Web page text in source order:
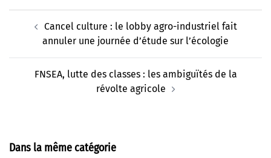
d’articleCancel culture : le lobby agro-industriel fait
annuler une journée d’étude sur l’écologie
FNSEA, lutte des classes : les ambiguïtés de la
révolte agricole
Dans la même catégorie